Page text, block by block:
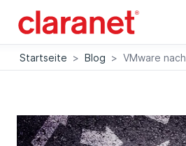
Startseite > Blog >